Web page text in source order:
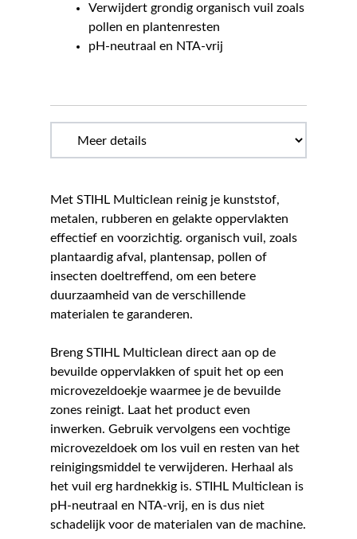
Verwijdert grondig organisch vuil zoals
pollen en plantenresten
pH-neutraal en NTA-vrij
Met STIHL Multiclean reinig je kunststof,
metalen, rubberen en gelakte oppervlakten
effectief en voorzichtig. organisch vuil, zoals
plantaardig afval, plantensap, pollen of
insecten doeltreffend, om een betere
duurzaamheid van de verschillende
materialen te garanderen.
Breng STIHL Multiclean direct aan op de
bevuilde oppervlakken of spuit het op een
microvezeldoekje waarmee je de bevuilde
zones reinigt. Laat het product even
inwerken. Gebruik vervolgens een vochtige
microvezeldoek om los vuil en resten van het
reinigingsmiddel te verwijderen. Herhaal als
het vuil erg hardnekkig is. STIHL Multiclean is
pH-neutraal en NTA-vrij, en is dus niet
schadelijk voor de materialen van de machine.